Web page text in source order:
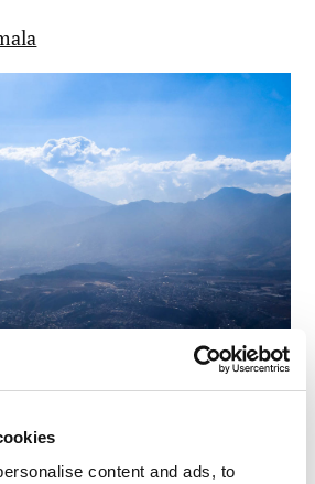
content and ads, to
の火山があることがわかった。
威となっている」という。無